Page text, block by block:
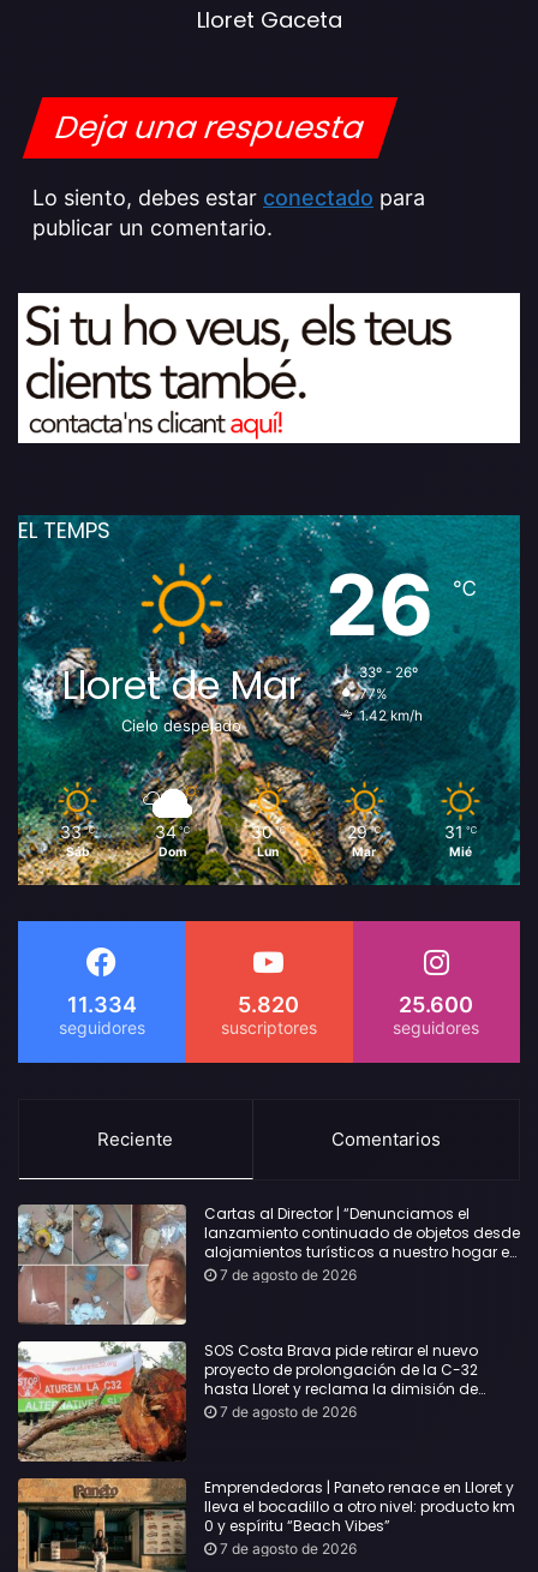
Lloret Gaceta
Deja una respuesta
Lo siento, debes estar conectado para
publicar un comentario.
EL TEMPS
Lloret de Mar
Cielo despejado
26℃
33º - 26º
77%
1.42 km/h
33 ℃
Sáb
34 ℃
Dom
30 ℃
Lun
29 ℃
Mar
31 ℃
Mié
11.334 5.820 25.600
Reciente Comentarios
Cartas al Director | “Denunciamos el
lanzamiento continuado de objetos desde
alojamientos turísticos a nuestro hogar en
Lloret: Podría haber causado una
7 de agosto de 2026
SOS Costa Brava pide retirar el nuevo
proyecto de prolongación de la C-32
hasta Lloret y reclama la dimisión de
Sílvia Paneque
7 de agosto de 2026
Emprendedoras | Paneto renace en Lloret y
lleva el bocadillo a otro nivel: producto km
0 y espíritu “Beach Vibes”
7 de agosto de 2026